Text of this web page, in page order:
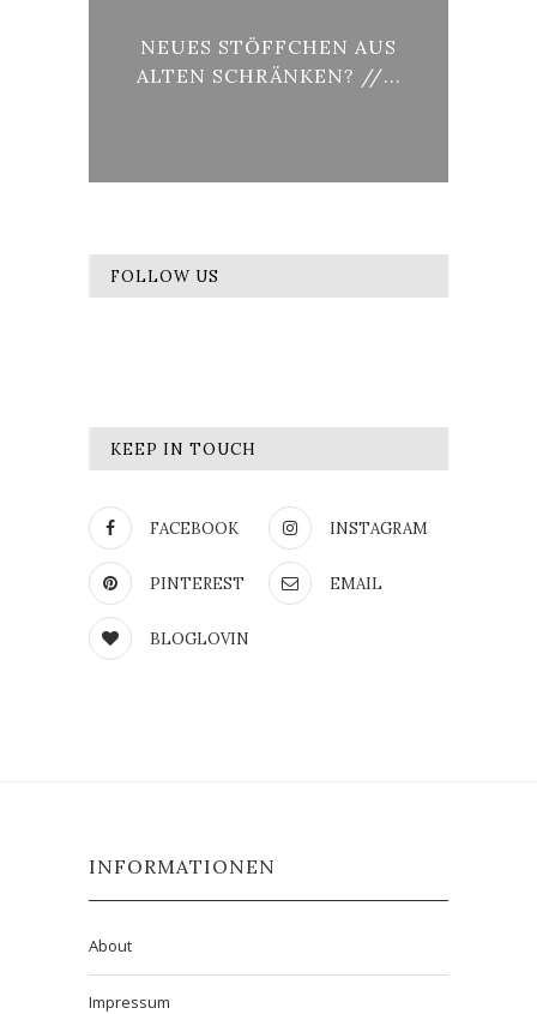
NEUES STÖFFCHEN AUS
ALTEN SCHRÄNKEN? //...
FOLLOW US
KEEP IN TOUCH
FACEBOOK INSTAGRAM
PINTEREST EMAIL
BLOGLOVIN
INFORMATIONEN
About
Impressum